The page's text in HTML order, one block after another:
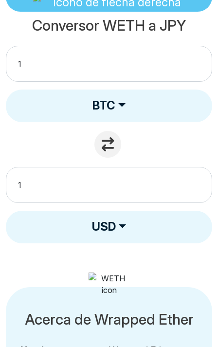
Conversor WETH a JPY
BTC
USD
Acerca de Wrapped Ether